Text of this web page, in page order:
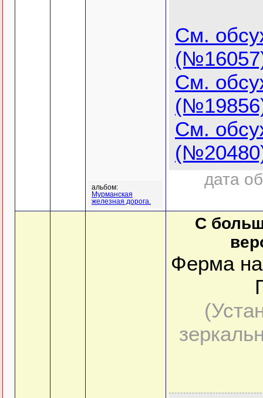
См.
См.
См.
дата
альбом:
Мурманская
железная дорога.
С
Ферма